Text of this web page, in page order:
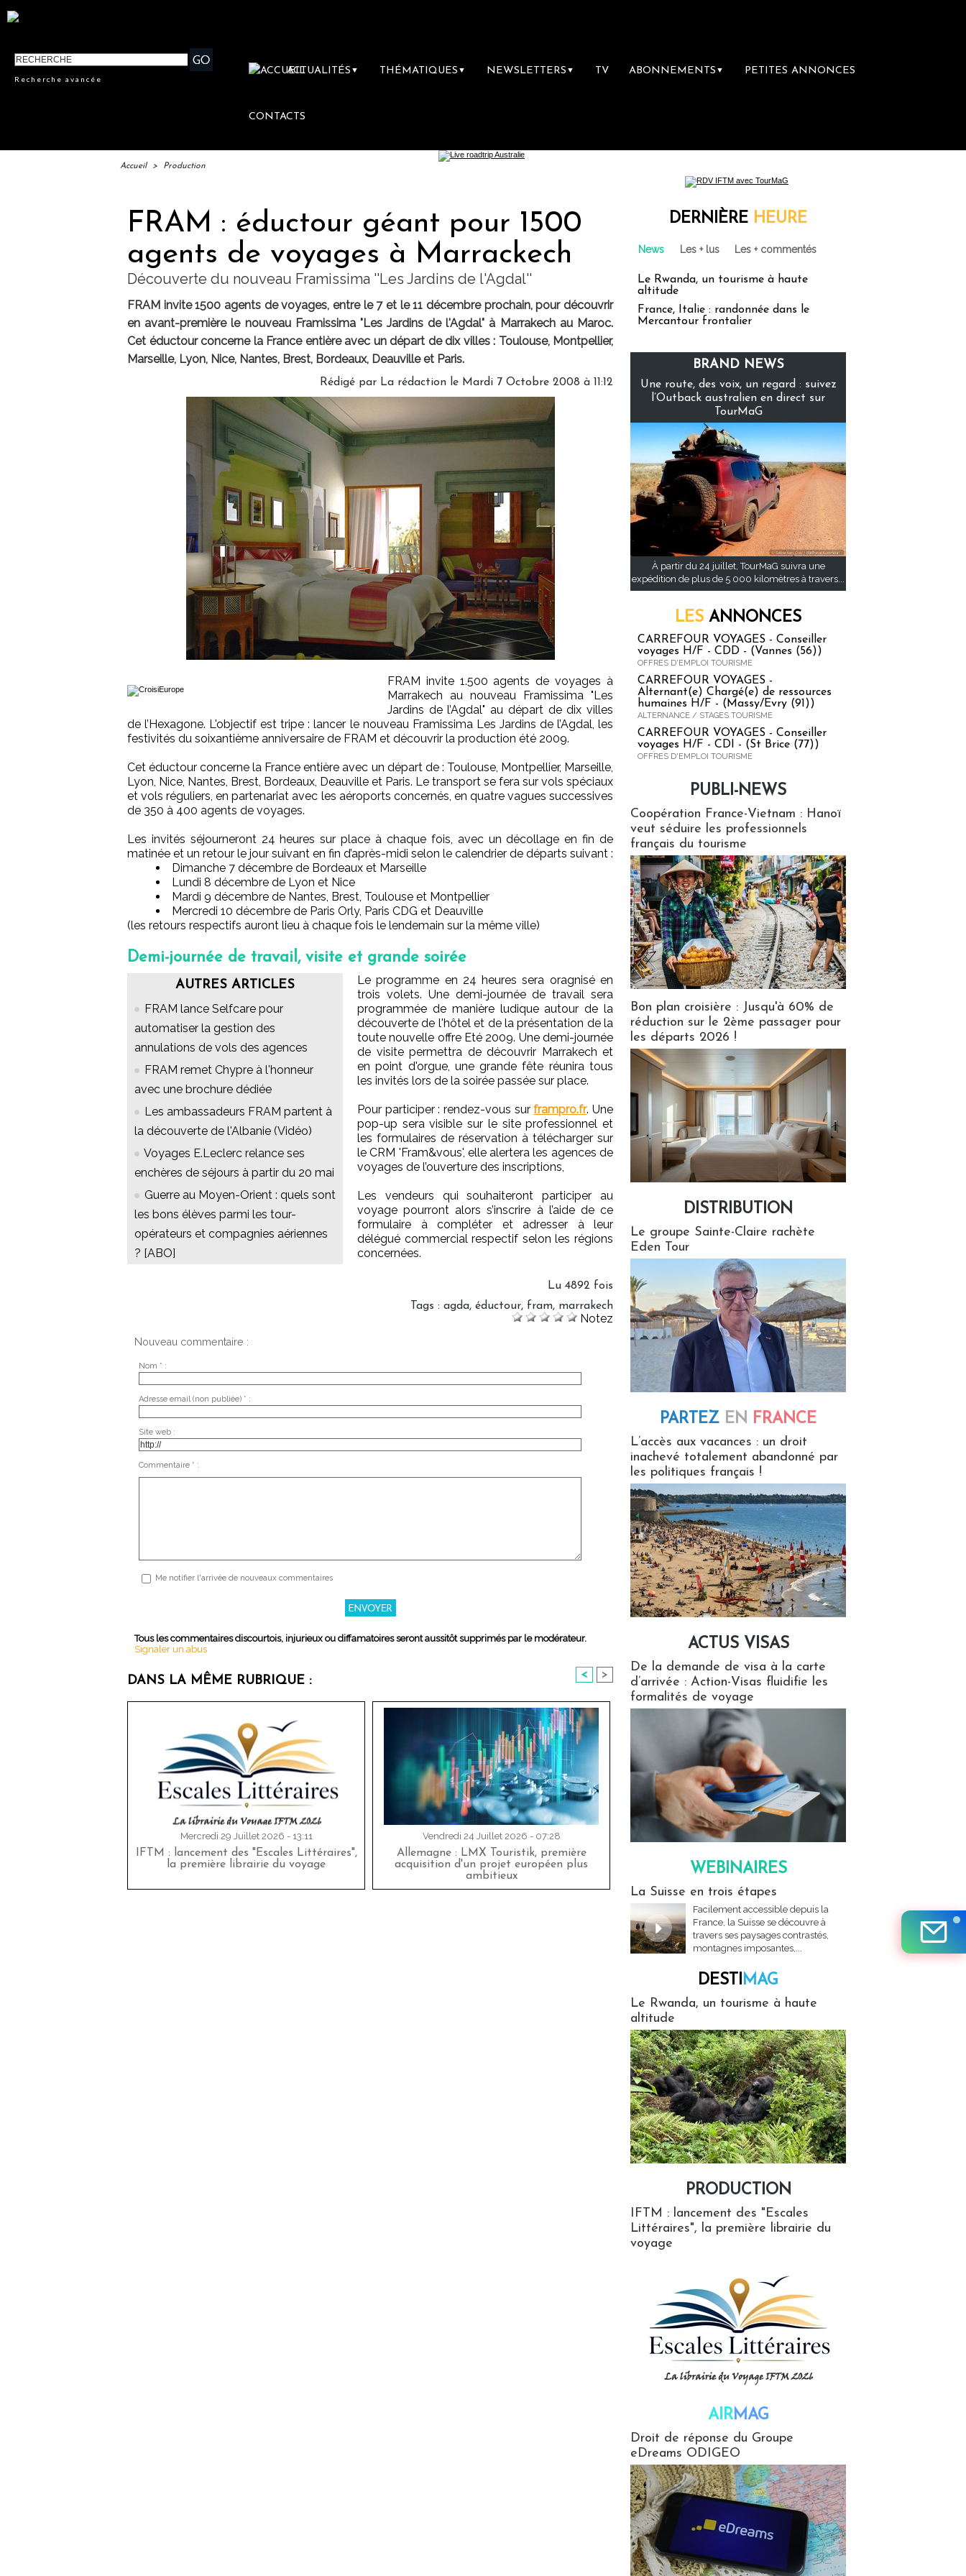
Recherche avancée
ACTUALITÉS ▼ THÉMATIQUES ▼ NEWSLETTERS ▼ TV ABONNEMENTS ▼ PETITES ANNONCES
CONTACTS
Accueil > Production
FRAM : éductour géant pour 1500
agents de voyages à Marrackech
Découverte du nouveau Framissima ''Les Jardins de l'Agdal''
FRAM invite 1500 agents de voyages, entre le 7 et le 11 décembre prochain, pour découvrir
en avant-première le nouveau Framissima "Les Jardins de l'Agdal" à Marrakech au Maroc.
Cet éductour concerne la France entière avec un départ de dix villes : Toulouse, Montpellier,
Marseille, Lyon, Nice, Nantes, Brest, Bordeaux, Deauville et Paris.
Rédigé par La rédaction le Mardi 7 Octobre 2008 à 11:12
FRAM invite 1.500 agents de voyages à
Marrakech au nouveau Framissima "Les
Jardins de l’Agdal" au départ de dix villes
de l’Hexagone. L'objectif est tripe : lancer le nouveau Framissima Les Jardins de l’Agdal, les
festivités du soixantième anniversaire de FRAM et découvrir la production été 2009.
Cet éductour concerne la France entière avec un départ de : Toulouse, Montpellier, Marseille,
Lyon, Nice, Nantes, Brest, Bordeaux, Deauville et Paris. Le transport se fera sur vols spéciaux
et vols réguliers, en partenariat avec les aéroports concernés, en quatre vagues successives
de 350 à 400 agents de voyages.
Les invités séjourneront 24 heures sur place à chaque fois, avec un décollage en fin de
matinée et un retour le jour suivant en fin d’après-midi selon le calendrier de départs suivant :
Dimanche 7 décembre de Bordeaux et Marseille
Lundi 8 décembre de Lyon et Nice
Mardi 9 décembre de Nantes, Brest, Toulouse et Montpellier
Mercredi 10 décembre de Paris Orly, Paris CDG et Deauville
(les retours respectifs auront lieu à chaque fois le lendemain sur la même ville)
Demi-journée de travail, visite et grande soirée
AUTRES ARTICLES
FRAM lance Selfcare pour
automatiser la gestion des
annulations de vols des agences
FRAM remet Chypre à l'honneur
avec une brochure dédiée
Les ambassadeurs FRAM partent à
la découverte de l'Albanie (Vidéo)
Voyages E.Leclerc relance ses
enchères de séjours à partir du 20 mai
Guerre au Moyen-Orient : quels sont
les bons élèves parmi les tour-
opérateurs et compagnies aériennes
? [ABO]
Le programme en 24 heures sera oragnisé en
trois volets. Une demi-journée de travail sera
programmée de manière ludique autour de la
découverte de l'hôtel et de la présentation de la
toute nouvelle offre Eté 2009. Une demi-journée
de visite permettra de découvrir Marrakech et
en point d'orgue, une grande fête réunira tous
les invités lors de la soirée passée sur place.
Pour participer : rendez-vous surframpro.fr. Une
pop-up sera visible sur le site professionnel et
les formulaires de réservation à télécharger sur
le CRM 'Fram&vous', elle alertera les agences de
voyages de l’ouverture des inscriptions,
Les vendeurs qui souhaiteront participer au
voyage pourront alors s’inscrire à l’aide de ce
formulaire à compléter et adresser à leur
délégué commercial respectif selon les régions
concernées.
Lu 4892 fois
Tags : agda, éductour, fram, marrakech
Notez
Nouveau commentaire :
Nom * :
Adresse email (non publiée) * :
Site web :
Commentaire * :
Me notifier l'arrivée de nouveaux commentaires
Tous les commentaires discourtois, injurieux ou diffamatoires seront aussitôt supprimés par le modérateur.
Signaler un abus
DANS LA MÊME RUBRIQUE : < >
Mercredi 29 Juillet 2026 - 13:11
IFTM : lancement des "Escales Littéraires",
la première librairie du voyage
Vendredi 24 Juillet 2026 - 07:28
Allemagne : LMX Touristik, première
acquisition d'un projet européen plus
ambitieux
DERNIÈRE HEURE
News Les + lus Les + commentés
Le Rwanda, un tourisme à haute
altitude
France, Italie : randonnée dans le
Mercantour frontalier
BRAND NEWS
Une route, des voix, un regard : suivez
l’Outback australien en direct sur
TourMaG
À partir du 24 juillet, TourMaG suivra une
expédition de plus de 5 000 kilomètres à travers...
LES ANNONCES
CARREFOUR VOYAGES - Conseiller
voyages H/F - CDD - (Vannes (56))
OFFRES D'EMPLOI TOURISME
CARREFOUR VOYAGES -
Alternant(e) Chargé(e) de ressources
humaines H/F - (Massy/Evry (91))
ALTERNANCE / STAGES TOURISME
CARREFOUR VOYAGES - Conseiller
voyages H/F - CDI - (St Brice (77))
OFFRES D'EMPLOI TOURISME
PUBLI-NEWS
Coopération France-Vietnam : Hanoï
veut séduire les professionnels
français du tourisme
Bon plan croisière : Jusqu'à 60% de
réduction sur le 2ème passager pour
les départs 2026 !
DISTRIBUTION
Le groupe Sainte-Claire rachète
Eden Tour
PARTEZ EN FRANCE
L’accès aux vacances : un droit
inachevé totalement abandonné par
les politiques français !
ACTUS VISAS
De la demande de visa à la carte
d’arrivée : Action-Visas fluidifie les
formalités de voyage
WEBINAIRES
La Suisse en trois étapes
Facilement accessible depuis la
France, la Suisse se découvre à
travers ses paysages contrastés,
montagnes imposantes,...
DESTIMAG
Le Rwanda, un tourisme à haute
altitude
PRODUCTION
IFTM : lancement des "Escales
Littéraires", la première librairie du
voyage
AIRMAG
Droit de réponse du Groupe
eDreams ODIGEO